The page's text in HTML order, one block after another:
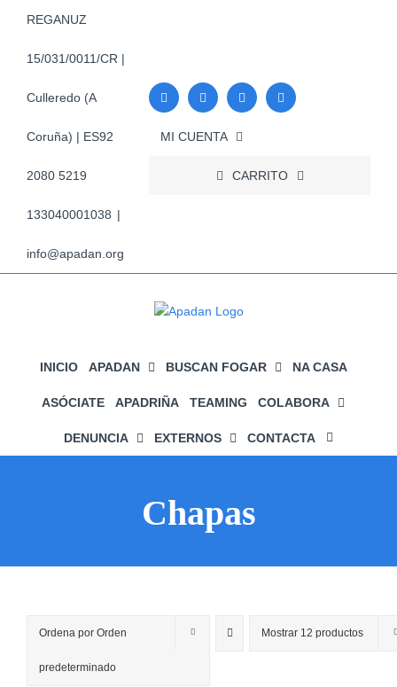
REGANUZ
15/031/0011/CR |
Culleredo (A
Coruña) | ES92
2080 5219
133040001038 |
info@apadan.org
MI CUENTA
CARRITO
INICIO APADAN BUSCAN FOGAR NA CASA
ASÓCIATE APADRIÑA TEAMING COLABORA
DENUNCIA EXTERNOS CONTACTA
Chapas
Ordena por Orden
predeterminado
Mostrar 12 productos